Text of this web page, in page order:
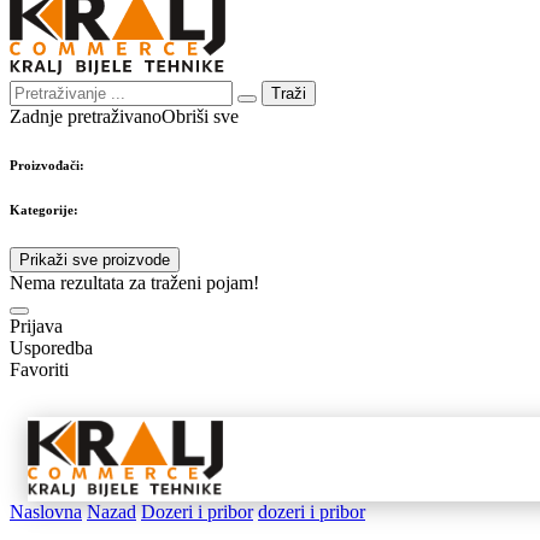
Traži
Zadnje pretraživanoObriši sve
Proizvođači:
Kategorije:
Prikaži sve proizvode
Nema rezultata za traženi pojam!
Prijava
Usporedba
Favoriti
Naslovna Nazad Dozeri i pribor dozeri i pribor